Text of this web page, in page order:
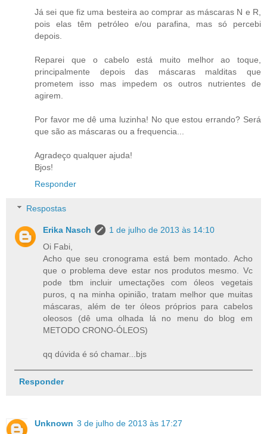
Já sei que fiz uma besteira ao comprar as máscaras N e R,
pois elas têm petróleo e/ou parafina, mas só percebi
depois.
Reparei que o cabelo está muito melhor ao toque,
principalmente depois das máscaras malditas que
prometem isso mas impedem os outros nutrientes de
agirem.
Por favor me dê uma luzinha! No que estou errando? Será
que são as máscaras ou a frequencia...
Agradeço qualquer ajuda!
Bjos!
Responder
Respostas
Erika Nasch
1 de julho de 2013 às 14:10
Oi Fabi,
Acho que seu cronograma está bem montado. Acho
que o problema deve estar nos produtos mesmo. Vc
pode tbm incluir umectações com óleos vegetais
puros, q na minha opinião, tratam melhor que muitas
máscaras, além de ter óleos próprios para cabelos
oleosos (dê uma olhada lá no menu do blog em
METODO CRONO-ÓLEOS)
qq dúvida é só chamar...bjs
Responder
Unknown 3 de julho de 2013 às 17:27